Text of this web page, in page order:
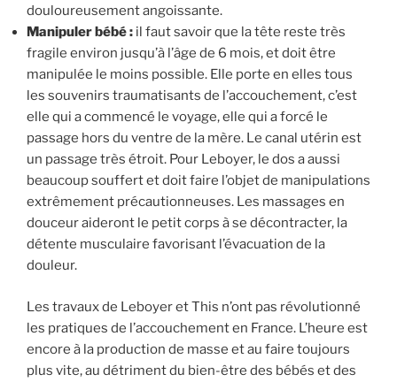
douloureusement angoissante.
Manipuler bébé : il faut savoir que la tête reste très
fragile environ jusqu’à l’âge de 6 mois, et doit être
manipulée le moins possible. Elle porte en elles tous
les souvenirs traumatisants de l’accouchement, c’est
elle qui a commencé le voyage, elle qui a forcé le
passage hors du ventre de la mère. Le canal utérin est
un passage très étroit. Pour Leboyer, le dos a aussi
beaucoup souffert et doit faire l’objet de manipulations
extrêmement précautionneuses. Les massages en
douceur aideront le petit corps à se décontracter, la
détente musculaire favorisant l’évacuation de la
douleur.
Les travaux de Leboyer et This n’ont pas révolutionné
les pratiques de l’accouchement en France. L’heure est
encore à la production de masse et au faire toujours
plus vite, au détriment du bien-être des bébés et des